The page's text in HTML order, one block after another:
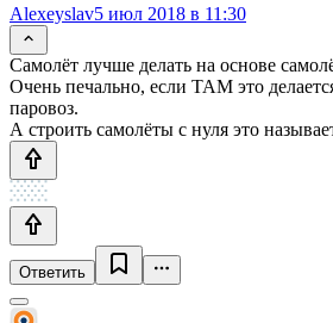
Alexeyslav5 июл 2018 в 11:30
Самолёт лучше делать на основе
Очень печально, если ТАМ это
паровоз.
А строить самолёты с нуля это
Ответить